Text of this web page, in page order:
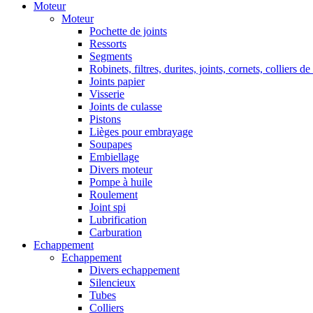
Moteur
Moteur
Pochette de joints
Ressorts
Segments
Robinets, filtres, durites, joints, cornets, colliers de
Joints papier
Visserie
Joints de culasse
Pistons
Lièges pour embrayage
Soupapes
Embiellage
Divers moteur
Pompe à huile
Roulement
Joint spi
Lubrification
Carburation
Echappement
Echappement
Divers echappement
Silencieux
Tubes
Colliers